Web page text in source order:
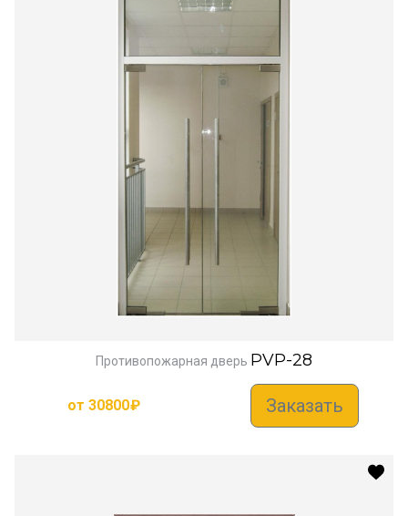
Противопожарная дверь PVP-28
от 30800₽ Заказать